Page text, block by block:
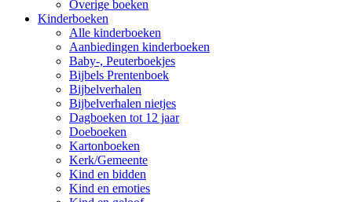
Overige boeken
Kinderboeken
Alle kinderboeken
Aanbiedingen kinderboeken
Baby-, Peuterboekjes
Bijbels Prentenboek
Bijbelverhalen
Bijbelverhalen nietjes
Dagboeken tot 12 jaar
Doeboeken
Kartonboeken
Kerk/Gemeente
Kind en bidden
Kind en emoties